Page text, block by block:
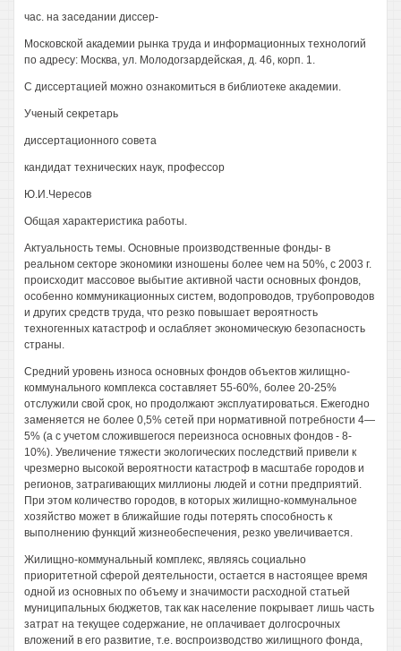
час. на заседании диссер-
Московской академии рынка труда и информационных технологий
по адресу: Москва, ул. Молодогзардейская, д. 46, корп. 1.
С диссертацией можно ознакомиться в библиотеке академии.
Ученый секретарь
диссертационного совета
кандидат технических наук, профессор
Ю.И.Чересов
Общая характеристика работы.
Актуальность темы. Основные производственные фонды- в
реальном секторе экономики изношены более чем на 50%, с 2003 г.
происходит массовое выбытие активной части основных фондов,
особенно коммуникационных систем, водопроводов, трубопроводов
и других средств труда, что резко повышает вероятность
техногенных катастроф и ослабляет экономическую безопасность
страны.
Средний уровень износа основных фондов объектов жилищно-
коммунального комплекса составляет 55-60%, более 20-25%
отслужили свой срок, но продолжают эксплуатироваться. Ежегодно
заменяется не более 0,5% сетей при нормативной потребности 4—
5% (а с учетом сложившегося переизноса основных фондов - 8-
10%). Увеличение тяжести экологических последствий привели к
чрезмерно высокой вероятности катастроф в масштабе городов и
регионов, затрагивающих миллионы людей и сотни предприятий.
При этом количество городов, в которых жилищно-коммунальное
хозяйство может в ближайшие годы потерять способность к
выполнению функций жизнеобеспечения, резко увеличивается.
Жилищно-коммунальный комплекс, являясь социально
приоритетной сферой деятельности, остается в настоящее время
одной из основных по объему и значимости расходной статьей
муниципальных бюджетов, так как население покрывает лишь часть
затрат на текущее содержание, не оплачивает долгосрочных
вложений в его развитие, т.е. воспроизводство жилищного фонда,